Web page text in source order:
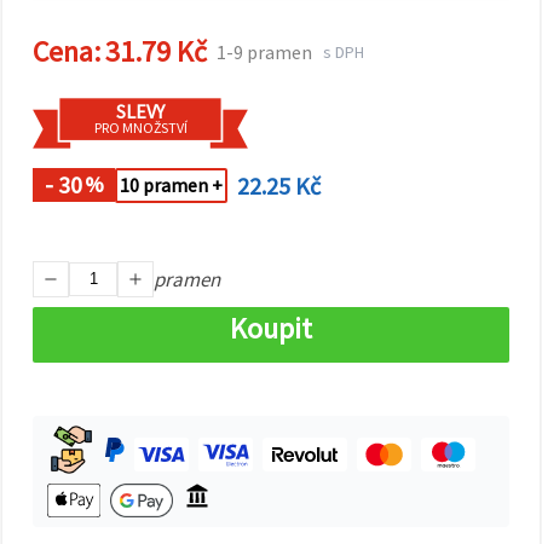
preference v
daného
typu
cookies a
kliknutím
na tlačítko
"Uložit"
Přijmout
vše
Cena:31.79 Kč 1-9 pramen s DPH
SLEVY
PRO MNOŽSTVÍ
- 30% 10 pramen + 22.25 Kč
pramen
Koupit